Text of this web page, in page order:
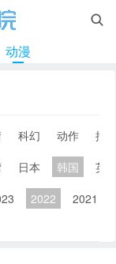

动漫
科幻 动作
搞
日本 韩国
英
2022 2021